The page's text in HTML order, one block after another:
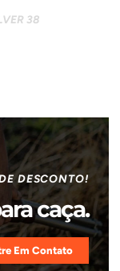
38
DESCONTO!
caça.
Em Contato